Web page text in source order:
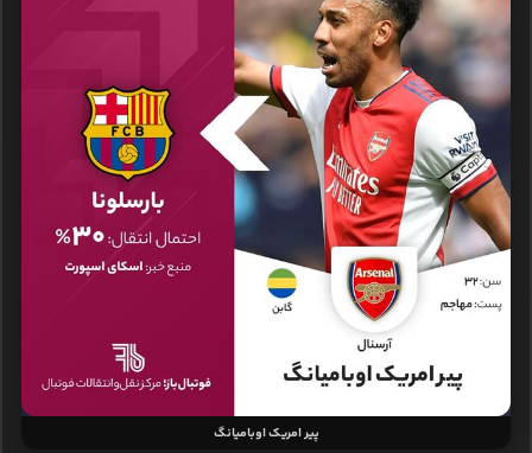
پیر امریک اوبامیانگ